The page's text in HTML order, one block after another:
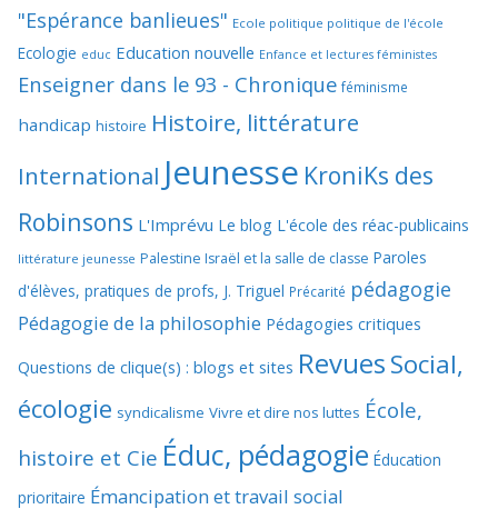
"Espérance banlieues" Ecole politique politique de l'école
Ecologie educ Education nouvelle Enfance et lectures féministes
Enseigner dans le 93 - Chronique féminisme
handicap histoire Histoire, littérature
International Jeunesse KroniKs des
Robinsons L'Imprévu Le blog L'école des réac-publicains
littérature jeunesse Palestine Israël et la salle de classe Paroles
d'élèves, pratiques de profs, J. Triguel Précarité pédagogie
Pédagogie de la philosophie Pédagogies critiques
Questions de clique(s) : blogs et sites RevuesSocial,
écologie syndicalisme Vivre et dire nos luttes École,
histoire et Cie Éduc, pédagogie Éducation
prioritaire Émancipation et travail social